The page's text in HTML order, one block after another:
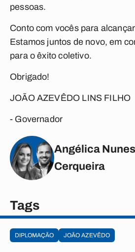
pessoas.
Conto com vocês para
Estamos juntos de novo, em
para o êxito coletivo.
Obrigado!
JOÃO AZEVÊDO LINS FILHO
- Governador
Angélica
Cerqueira
Tags
DIPLOMAÇÃO JOÃO AZEVÊDO